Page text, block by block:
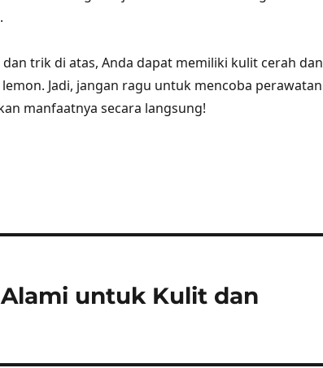
trik di atas, Anda dapat memiliki kulit cerah dan
Jadi, jangan ragu untuk mencoba perawatan
manfaatnya secara langsung!
untuk Kulit dan